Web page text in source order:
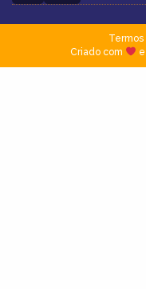
Termos|
Criado com
e